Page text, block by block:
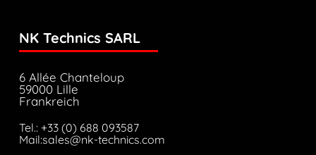
NK Technics SARL
6 Allée Chanteloup
59000 Lille
Frankreich
Tel.: +33 (0) 688 093587
Mail:sales@nk-technics.com